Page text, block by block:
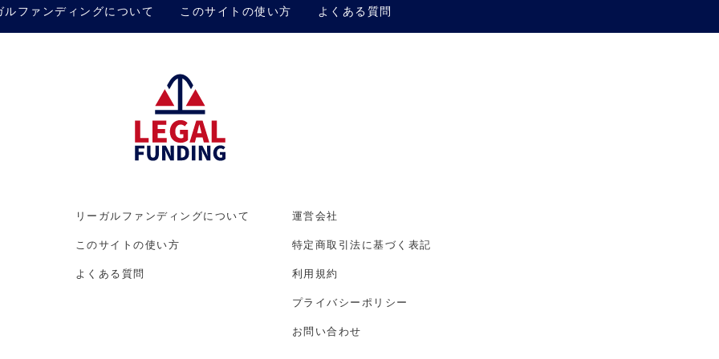
ルファンディングについて このサイトの使い方 よくある質問
リーガルファンディングについて
このサイトの使い方
よくある質問
運営会社
特定商取引法に基づく表記
利用規約
プライバシーポリシー
お問い合わせ